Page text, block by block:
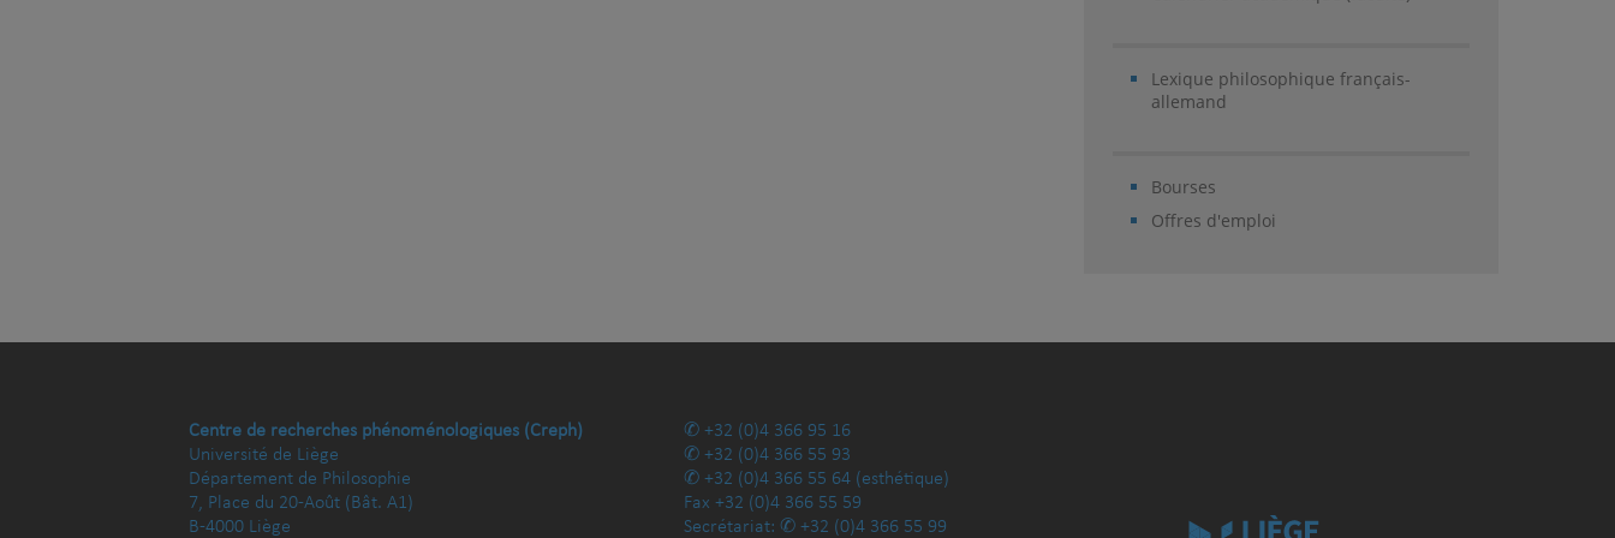
Lexique philosophique français-
allemand
Bourses
Offres d'emploi
Centre de recherches phénoménologiques (Creph)
Université de Liège
Département de Philosophie
7, Place du 20-Août (Bât. A1)
B-4000 Liège
+32 (0)4 366 95 16
+32 (0)4 366 55 93
+32 (0)4 366 55 64 (esthétique)
Fax +32 (0)4 366 55 59
Secrétariat:
+32 (0)4 366 55 99